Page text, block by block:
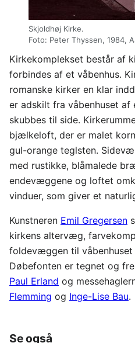
Skjoldhøj Kirke.
Foto: Peter Thyssen, 1984,
Kirkekomplekset består af
forbindes af et våbenhus.
romanske kirker en klar
er adskilt fra våbenhuset
skubbes til side.
bjælkeloft, der er malet
gul-orange teglsten.
med rustikke, blåmalede
endevæggene og loftet
vinduer, som giver et
Kunstneren Emil Gregersen
kirkens altervæg,
foldevæggen til
Døbefonten er tegnet og
Paul Erland og
Flemming og Inge-Lise Bau.
Se også